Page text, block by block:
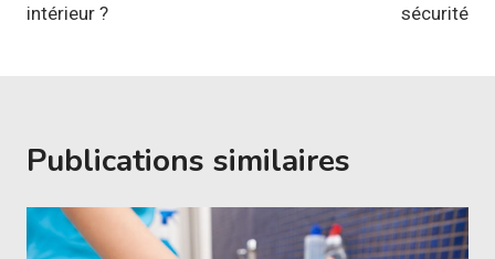
intérieur ?
sécurité
Publications similaires